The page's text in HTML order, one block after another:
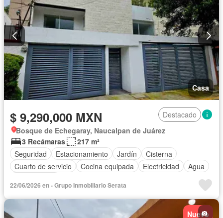
Casa
$ 9,290,000 MXN
Destacado
Bosque de Echegaray, Naucalpan de Juárez
3 Recámaras
217 m²
Seguridad
Estacionamiento Jardín
Cisterna
Cuarto de servicio
Cocina equipada Electricidad
Agua
22/06/2026 en - Grupo Inmobiliario Serata
Nuevo